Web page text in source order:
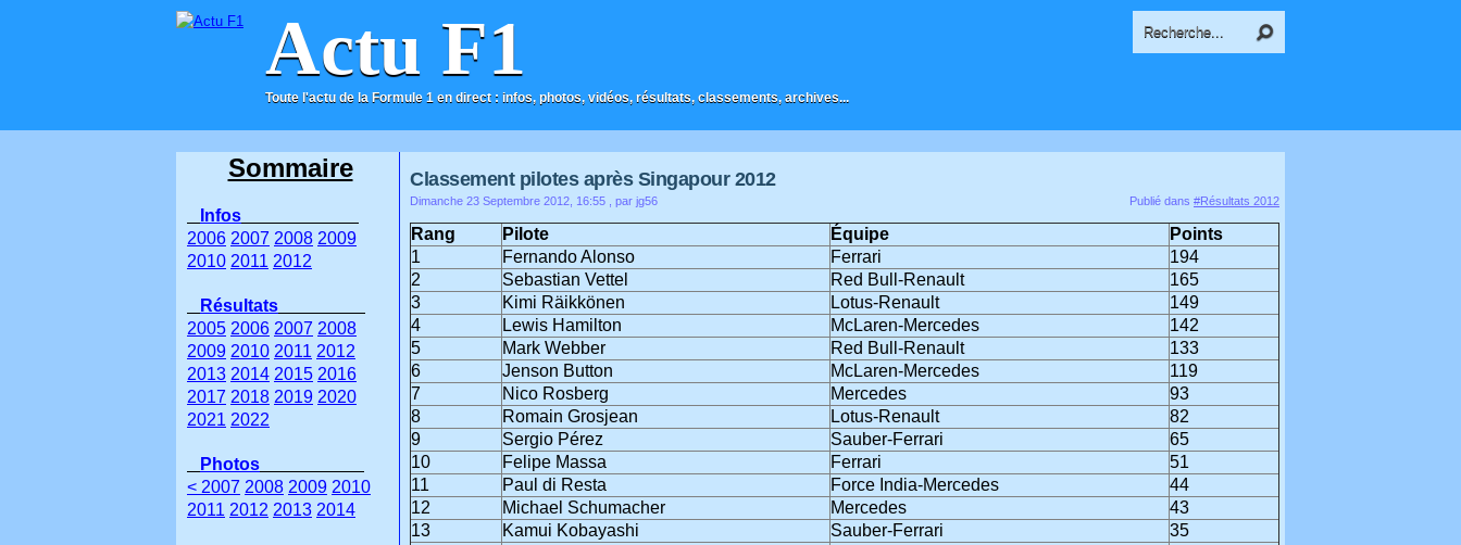
Actu F1
Toute l'actu de la Formule 1 en direct : infos, photos, vidéos, résultats, classements, archives...
ACCUEIL CONTACT
Classement pilotes après Singapour 2012
Dimanche 23 Septembre 2012, 16:55 , par jg56 Publié dans #Résultats 2012
Rang Pilote Équipe
Points
1
Fernando Alonso Ferrari
194
2
Sebastian Vettel Red Bull-Renault
165
3
Kimi Räikkönen Lotus-Renault
149
4
Lewis Hamilton McLaren-Mercedes
142
5
Mark Webber Red Bull-Renault
133
6
Jenson Button McLaren-Mercedes
119
7
Nico Rosberg Mercedes
93
8
Romain Grosjean Lotus-Renault
82
9
Sergio Pérez Sauber-Ferrari
65
10
Felipe Massa Ferrari
51
11
Paul di Resta Force India-Mercedes
44
12
Michael Schumacher Mercedes
43
13
Kamui Kobayashi Sauber-Ferrari
35
Sommaire
Infos
2006 2007 2008 2009
2010 2011 2012
Résultats
2005 2006 2007 2008
2009 2010 2011 2012
2013 2014 2015 2016
2017 2018 2019 2020
2021 2022
Photos
< 2007 2008 2009 2010
2011 2012 2013 2014